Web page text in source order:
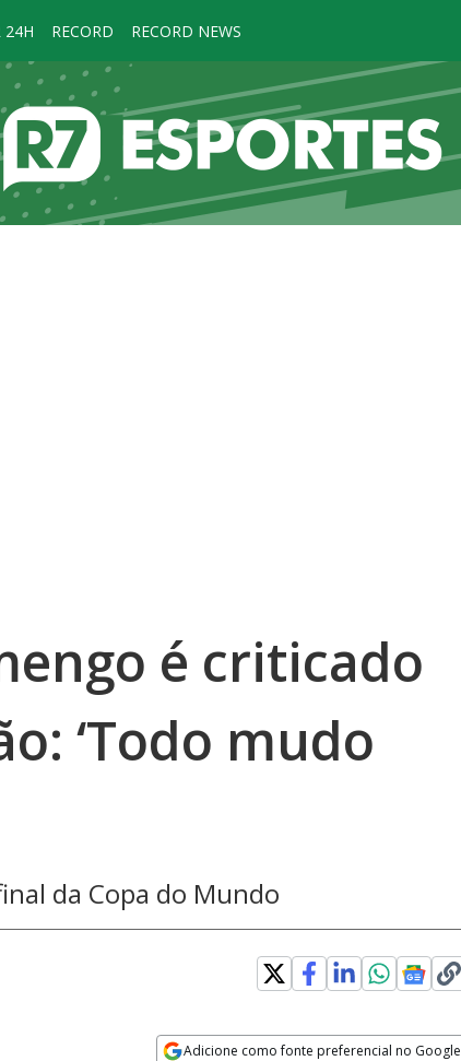
24H RECORD RECORD NEWS
é criticado
‘Todo mudo
da Copa do Mundo
Adicione como fonte preferencial no Google